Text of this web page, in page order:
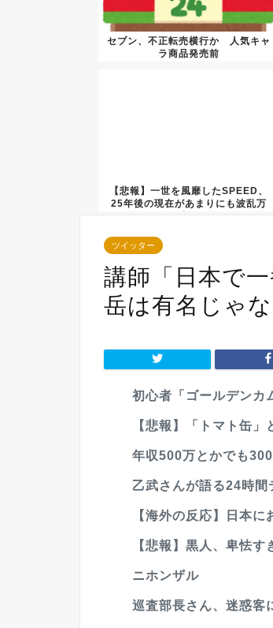
セブン、不正転売横行か 人気キャ
ラ商品発売前
【悲報】一世を風靡したSPEED、
25年後の現在があまりにも波乱万
ツイッター
講師「日本で
岳は有名じゃ
初心者「ゴールデンカ
【悲報】「トマト缶
年収500万とかでも
乙武さんが語る24時
【海外の反応】日本
【悲報】黒人、卑怯
ニホンザル
巡査部長さん、迷惑客